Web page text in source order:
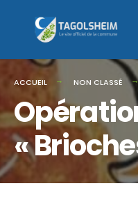
ACCUEIL NON CLASSÉ
«
for: